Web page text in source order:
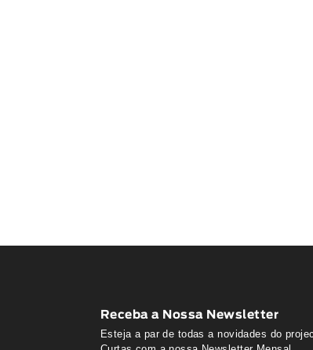
Receba a Nossa Newsletter
Esteja a par de todas a novidades do